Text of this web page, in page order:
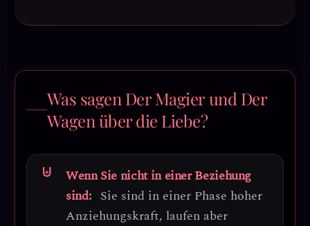
Was sagen Der Magier und Der
Wagen über die Liebe?
Wenn Sie nicht in einer Beziehung
sind: Sie sind in einer Phase hoher
Anziehungskraft, laufen aber